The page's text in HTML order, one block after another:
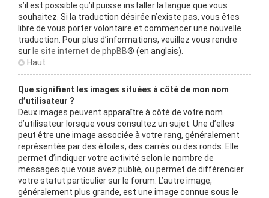
s’il est possible qu’il puisse installer la langue que vous
souhaitez. Si la traduction désirée n’existe pas, vous êtes
libre de vous porter volontaire et commencer une nouvelle
traduction. Pour plus d’informations, veuillez vous rendre
sur le site internet de phpBB® (en anglais).
Haut
Que signifient les images situées à côté de mon nom
d’utilisateur ?
Deux images peuvent apparaître à côté de votre nom
d’utilisateur lorsque vous consultez un sujet. Une d’elles
peut être une image associée à votre rang, généralement
représentée par des étoiles, des carrés ou des ronds. Elle
permet d’indiquer votre activité selon le nombre de
messages que vous avez publié, ou permet de différencier
votre statut particulier sur le forum. L’autre image,
généralement plus grande, est une image connue sous le